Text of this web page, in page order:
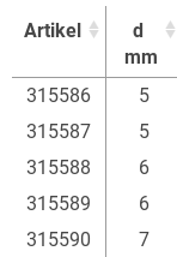
Artikel
d
mm
Artikel
d
315586 5
315587
5
315588
6
315589
6
315590
7